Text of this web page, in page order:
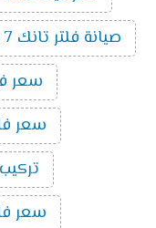
صيانة فلتر تانك 7 مراحل
سعر
سعر
تركيب فلتر 7
سعر فلتر